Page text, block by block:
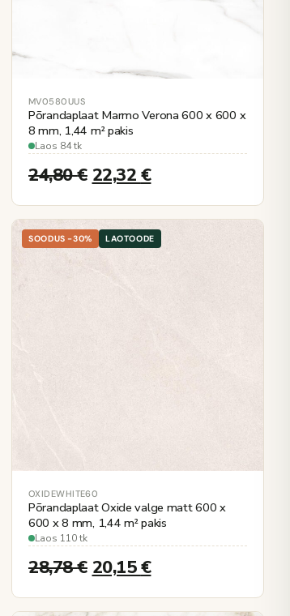
MV0580UUS
Põrandaplaat Marmo Verona 600 x 600 x
8 mm, 1,44 m² pakis
Laos 84 tk
24,80€ 22,32 €
SOODUS -30% LAOTOODE
OXIDEWHITE60
Põrandaplaat Oxide valge matt 600 x
600 x 8 mm, 1,44 m² pakis
Laos 110 tk
28,78€ 20,15€